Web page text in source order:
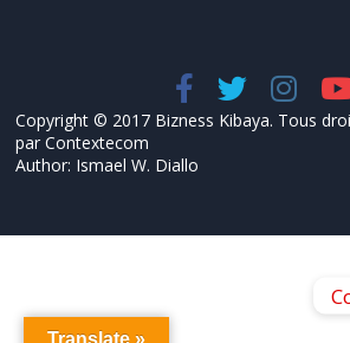
Copyright © 2017 Bizness Kibaya. Tous
par Contextecom
Author: Ismael W. Diallo
Translate »